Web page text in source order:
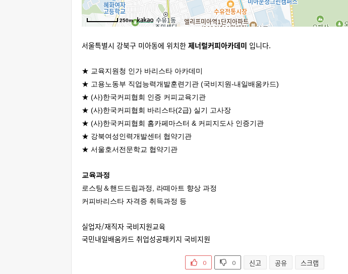
250m
서울특별시 강북구 미아동에 위치한 제너럴커피아카데미 입니다.
★ 교육지원청 인가 바리스타 아카데미
★ 고용노동부 직업능력개발훈련기관 (국비지원-내일배움카드)
★ (사)한국커피협회 인증 커피교육기관
★ (사)한국커피협회 바리스타(2급) 실기 고사장
★ (사)한국커피협회 홈카페마스터 & 커피지도사 인증기관
★ 강북여성인력개발센터 협약기관
★ 서울호서전문학교 협약기관
교육과정
로스팅＆핸드드립과정, 라떼아트 향상 과정
커피바리스타 자격증 취득과정 등
실업자/재직자 국비지원교육
국민내일배움카드 취업성공패키지 국비지원
0 0 신고 공유 스크랩